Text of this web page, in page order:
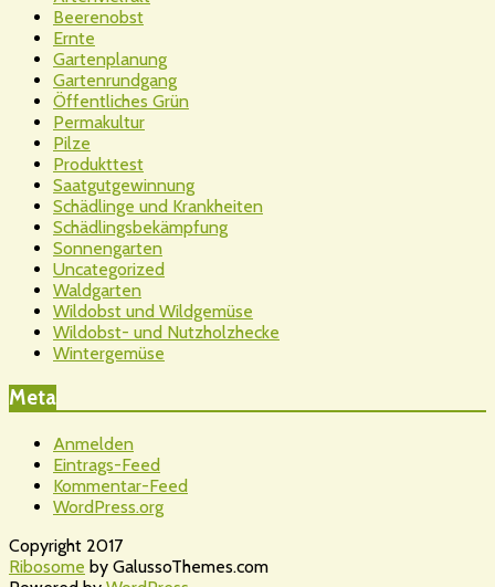
Beerenobst
Ernte
Gartenplanung
Gartenrundgang
Öffentliches Grün
Permakultur
Pilze
Produkttest
Saatgutgewinnung
Schädlinge und Krankheiten
Schädlingsbekämpfung
Sonnengarten
Uncategorized
Waldgarten
Wildobst und Wildgemüse
Wildobst- und Nutzholzhecke
Wintergemüse
Meta
Anmelden
Eintrags-Feed
Kommentar-Feed
WordPress.org
Copyright 2017
Ribosome by GalussoThemes.com